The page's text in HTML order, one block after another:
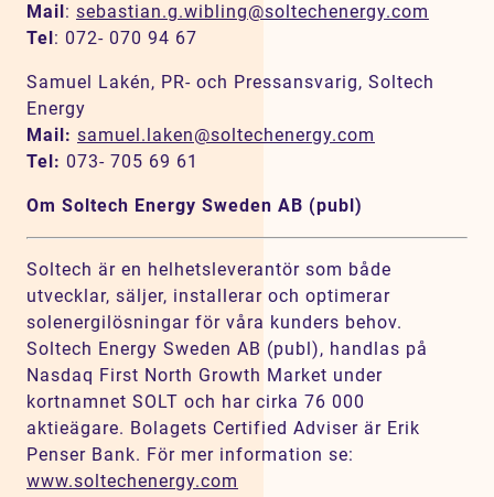
Mail: sebastian.g.wibling@soltechenergy.com
Tel: 072- 070 94 67
Samuel Lakén, PR- och Pressansvarig, Soltech
Energy
Mail: samuel.laken@soltechenergy.com
Tel: 073- 705 69 61
Om Soltech Energy Sweden AB (publ)
Soltech är en helhetsleverantör som både
utvecklar, säljer, installerar och optimerar
solenergilösningar för våra kunders behov.
Soltech Energy Sweden AB (publ), handlas på
Nasdaq First North Growth Market under
kortnamnet SOLT och har cirka 76 000
aktieägare. Bolagets Certified Adviser är Erik
Penser Bank. För mer information se:
www.soltechenergy.com